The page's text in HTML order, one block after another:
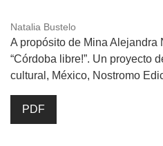
Natalia Bustelo
A propósito de Mina Alejandra
“Córdoba libre!”. Un proyecto
cultural, México, Nostromo
PDF